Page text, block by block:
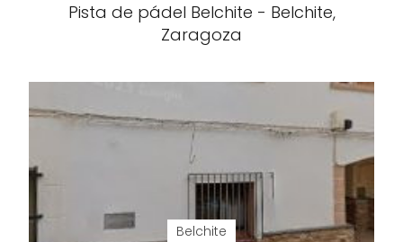
Pista de pádel Belchite - Belchite,
Zaragoza
Belchite